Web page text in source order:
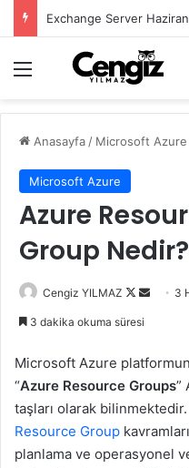
Menü
Anasayfa / Microsoft Azure
Microsoft Azure
Azure
Group Nedir?
Cengiz YILMAZ
Follow
Bir
3
3 dakika okuma süresi
Microsoft Azure
“Azure Resource Groups”
taşları olarak
Resource Group
planlama ve operasyonel